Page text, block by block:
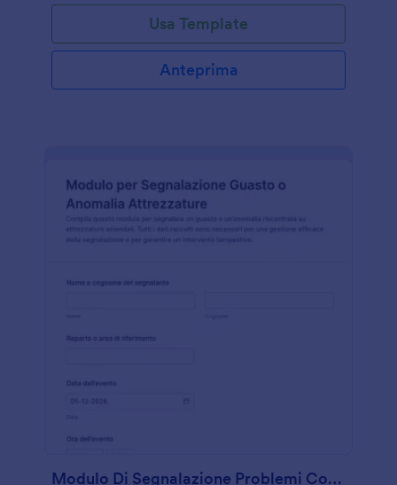
Usa Template
Anteprima
Modulo Di Segnalazione Problemi Con Attrezzature